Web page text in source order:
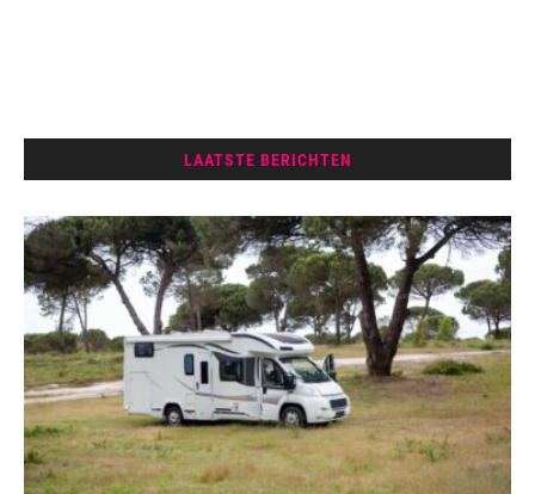
LAATSTE BERICHTEN